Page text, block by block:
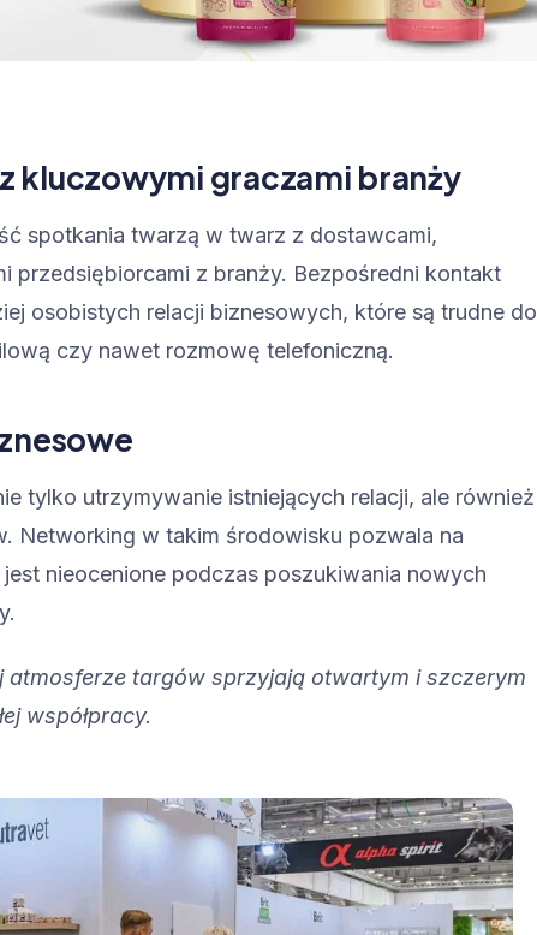
kluczowymi graczami branży
spotkania twarzą w twarz z dostawcami,
przedsiębiorcami z branży. Bezpośredni kontakt
osobistych relacji biznesowych, które są trudne do
czy nawet rozmowę telefoniczną.
tylko utrzymywanie istniejących relacji, ale również
Networking w takim środowisku pozwala na
nieocenione podczas poszukiwania nowych
targów sprzyjają otwartym i szczerym
współpracy.